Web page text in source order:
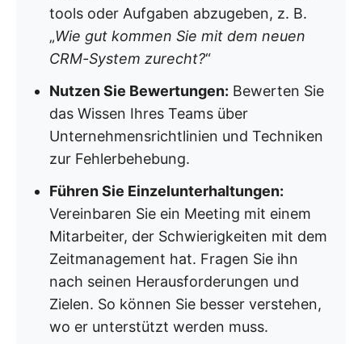
tools oder Aufgaben abzugeben, z. B.
„Wie gut kommen Sie mit dem neuen
CRM-System zurecht?“
Nutzen Sie Bewertungen: Bewerten Sie
das Wissen Ihres Teams über
Unternehmensrichtlinien und Techniken
zur Fehlerbehebung.
Führen Sie Einzelunterhaltungen:
Vereinbaren Sie ein Meeting mit einem
Mitarbeiter, der Schwierigkeiten mit dem
Zeitmanagement hat. Fragen Sie ihn
nach seinen Herausforderungen und
Zielen. So können Sie besser verstehen,
wo er unterstützt werden muss.